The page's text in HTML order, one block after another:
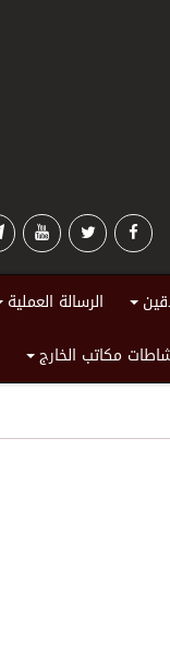
الرسالة العملية
مكاتب الخارج